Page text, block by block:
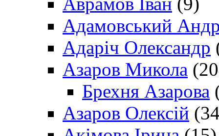
Адамовський
Адаріч Олександр
Азаров Микола
Брехня Азарова
Азаров Олексій